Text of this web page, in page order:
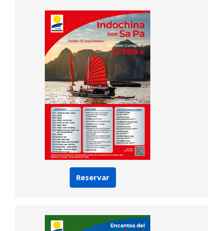
Reservar